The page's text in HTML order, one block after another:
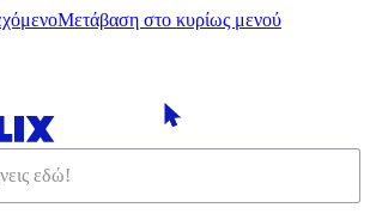
Μετάβαση στο κυρίως μενού